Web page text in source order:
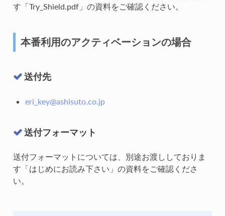
す「Try_Shield.pdf」の資料をご確認ください。
本番利用のアクティベーションの場合
送付先
eri_key@ashisuto. co. jp
送付フォーマット
送付フォーマットについては、別途お渡ししておりま
す「はじめにお読み下さい」の資料をご確認くださ
い。